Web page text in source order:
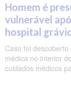
Homem é
vulnerável
hospital
Caso foi
médica no interior
cuidados médicos